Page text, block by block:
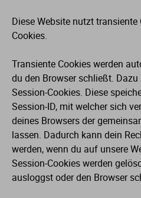
Diese Website nutzt
Cookies.
Transiente Cookies werden
du den Browser schließt.
Session-Cookies. Diese
Session-ID, mit welcher sich
deines Browsers der
lassen. Dadurch kann dein
werden, wenn du auf unsere
Session-Cookies werden
ausloggst oder den Browser